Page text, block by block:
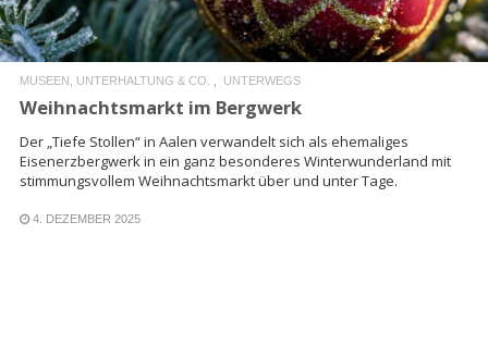
MUSEEN, UNTERHALTUNG & CO. UNTERWEGS
Weihnachtsmarkt im Bergwerk
Der „Tiefe Stollen“ in Aalen verwandelt sich als ehemaliges
Eisenerzbergwerk in ein ganz besonderes Winterwunderland mit
stimmungsvollem Weihnachtsmarkt über und unter Tage.
4. DEZEMBER 2025